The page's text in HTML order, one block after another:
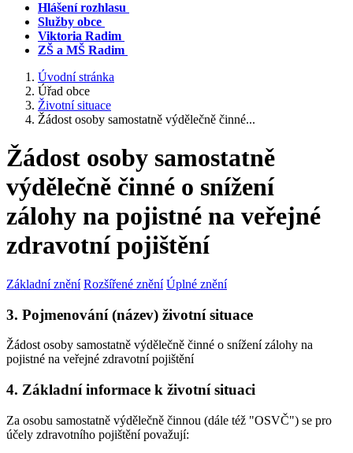
Hlášení rozhlasu
Služby obce
Viktoria Radim
ZŠ a MŠ Radim
Úvodní stránka
Úřad obce
Životní situace
Žádost osoby samostatně výdělečně činné...
Žádost osoby samostatně
výdělečně činné o snížení
zálohy na pojistné na veřejné
zdravotní pojištění
Základní znění Rozšířené znění Úplné znění
3. Pojmenování (název) životní situace
Žádost osoby samostatně výdělečně činné o snížení zálohy na
pojistné na veřejné zdravotní pojištění
4. Základní informace k životní situaci
Za osobu samostatně výdělečně činnou (dále též "OSVČ") se pro
účely zdravotního pojištění považují: